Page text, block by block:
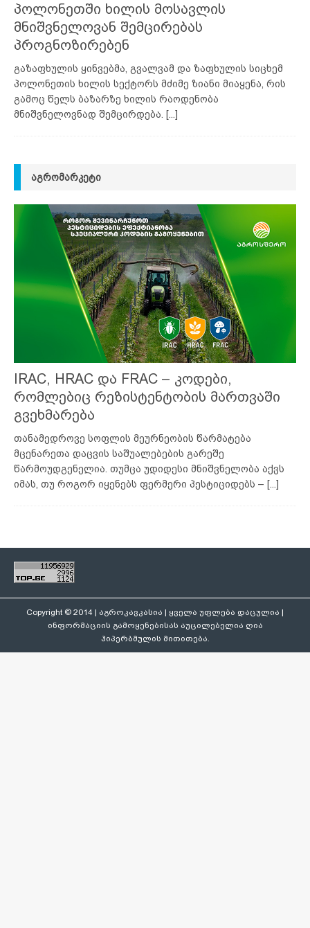
პოლონეთში ხილის მოსავლის
მნიშვნელოვან შემცირებას
პროგნოზირებენ
გაზაფხულის ყინვებმა, გვალვამ და ზაფხულის სიცხემ
პოლონეთის ხილის სექტორს მძიმე ზიანი მიაყენა, რის
გამოც წელს ბაზარზე ხილის რაოდენობა
მნიშვნელოვნად შემცირდება.
[...]
ᲐᲒᲠᲝᲛᲐᲠᲙᲔᲢᲘ
IRAC, HRAC და FRAC – კოდები,
რომლებიც რეზისტენტობის მართვაში
გვეხმარება
თანამედროვე სოფლის მეურნეობის წარმატება
მცენარეთა დაცვის საშუალებების გარეშე
წარმოუდგენელია. თუმცა უდიდესი მნიშვნელობა აქვს
იმას, თუ როგორ იყენებს ფერმერი პესტიციდებს – [...]
Copyright © 2014 | აგროკავკასია | ყველა უფლება დაცულია |
ინფორმაციის გამოყენებისას აუცილებელია ღია
ჰიპერბმულის მითითება.